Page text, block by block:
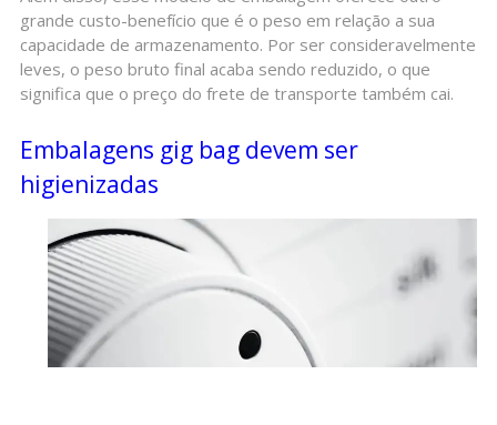
grande custo-benefício que é o peso em relação a sua
capacidade de armazenamento. Por ser consideravelmente
leves, o peso bruto final acaba sendo reduzido, o que
significa que o preço do frete de transporte também cai.
Embalagens gig bag devem ser
higienizadas